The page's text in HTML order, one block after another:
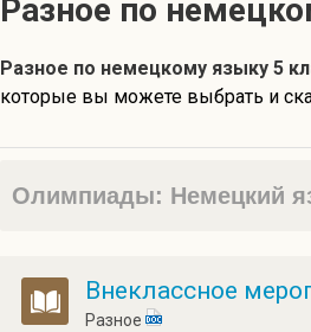
Разное по
Разное по немецкому языку 5
которые вы можете выбрать и
Олимпиады: Немецкий
Внеклассное
Разное